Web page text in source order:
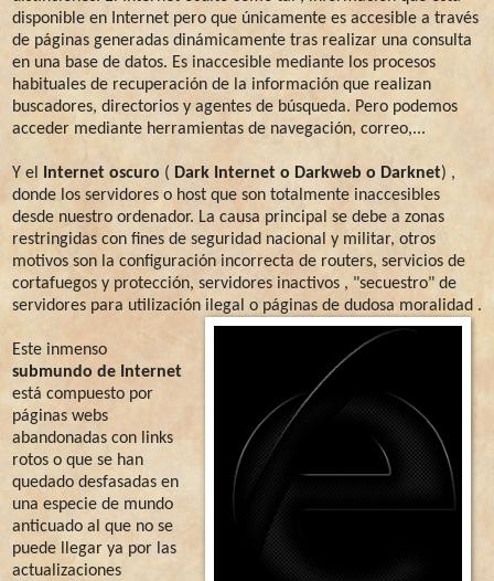
disponible en Internet pero que únicamente es accesible a través
de páginas generadas dinámicamente tras realizar una consulta
en una base de datos. Es inaccesible mediante los procesos
habituales de recuperación de la información que realizan
buscadores, directorios y agentes de búsqueda. Pero podemos
acceder mediante herramientas de navegación, correo,...
Y el Internet oscuro ( Dark Internet o Darkweb o Darknet) ,
donde los servidores o host que son totalmente inaccesibles
desde nuestro ordenador. La causa principal se debe a zonas
restringidas con fines de seguridad nacional y militar, otros
motivos son la configuración incorrecta de routers, servicios de
cortafuegos y protección, servidores inactivos , "secuestro" de
servidores para utilización ilegal o páginas de dudosa moralidad .
Este inmenso
submundo de Internet
está compuesto por
páginas webs
abandonadas con links
rotos o que se han
quedado desfasadas en
una especie de mundo
anticuado al que no se
puede llegar ya por las
actualizaciones